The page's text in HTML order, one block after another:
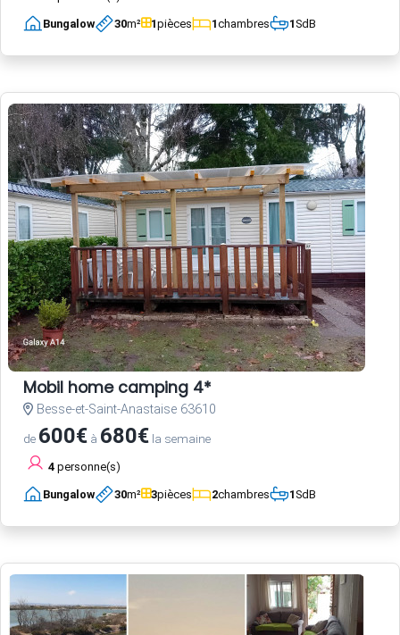
Bungalow 30m² 1pièces 1chambres 1SdB
Mobil home camping 4*
Besse-et-Saint-Anastaise 63610
de 600€ à 680€ la semaine
4 personne(s)
Bungalow 30m² 3pièces 2chambres 1SdB